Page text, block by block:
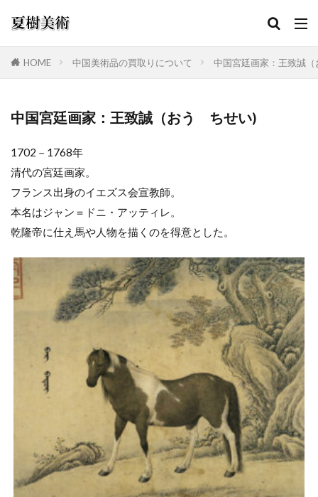
HOME 中国美術品の買取りについて 中国宮廷画家：王致誠
中国宮廷画家：王致誠（おう ちせい)
1702－1768年
清代の宮廷画家。
フランス出身のイエズス会宣教師。
本名はジャン＝ドニ・アッティレ。
乾隆帝に仕え馬や人物を描くのを得意とした。
カテゴリー